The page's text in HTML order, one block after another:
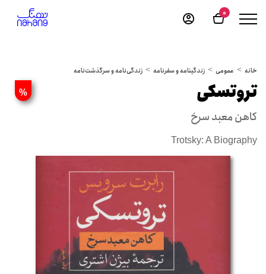
0
خانه عمومی زندگینامه و سفرنامه زندگی‌نامه و سرگذشت‌نامه
% تروتسکی
کاهن معبد سرخ
Trotsky: A Biography